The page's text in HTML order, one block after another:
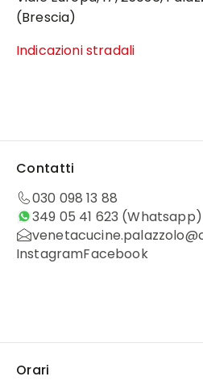
(Brescia)
Indicazioni stradali
Contatti
030 098 13 88
349 05 41 623 (Whatsapp)
InstagramFacebook
Orari